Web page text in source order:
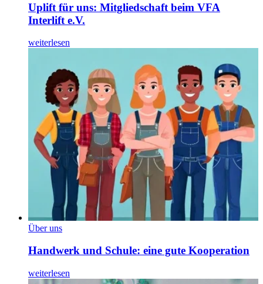
Uplift für uns: Mitgliedschaft beim VFA
Interlift e.V.
weiterlesen
Über uns
Handwerk und Schule: eine gute Kooperation
weiterlesen